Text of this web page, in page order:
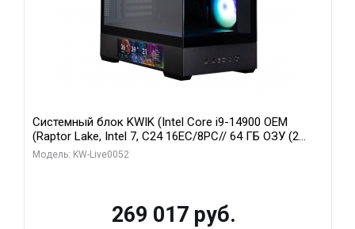
Системный блок KWIK (Intel Core i9-14900 OEM
(Raptor Lake, Intel 7, C24 16EC/8PC// 64 ГБ ОЗУ (2
модуля)/ Palit RTX5080 GAMINGPRO OC 16GB GDDR7
Модель: KW-Live0052
269 017 руб.